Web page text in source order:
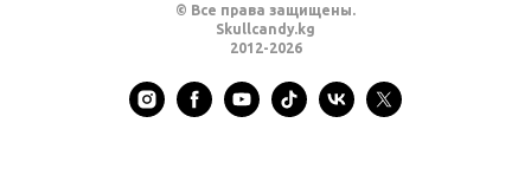
© Все права защищены.
Skullcandy.kg
2012-2026